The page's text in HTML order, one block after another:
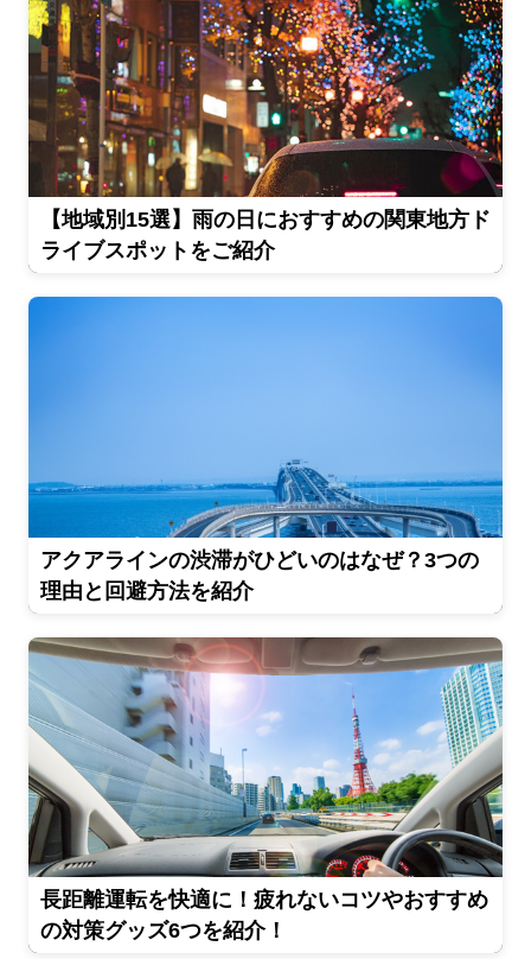
【地域別15選】雨の日におすすめの関東地方ド
ライブスポットをご紹介
アクアラインの渋滞がひどいのはなぜ？3つの
理由と回避方法を紹介
長距離運転を快適に！疲れないコツやおすすめ
の対策グッズ6つを紹介！